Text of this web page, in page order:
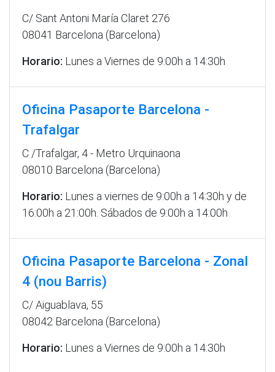
C/ Sant Antoni María Claret 276
08041 Barcelona (Barcelona)
Horario: Lunes a Viernes de 9:00h a 14:30h
Oficina Pasaporte Barcelona -
Trafalgar
C /Trafalgar, 4 - Metro Urquinaona
08010 Barcelona (Barcelona)
Horario: Lunes a viernes de 9:00h a 14:30h y de
16:00h a 21:00h. Sábados de 9:00h a 14:00h
Oficina Pasaporte Barcelona - Zonal
4 (nou Barris)
C/ Aiguablava, 55
08042 Barcelona (Barcelona)
Horario: Lunes a Viernes de 9:00h a 14:30h